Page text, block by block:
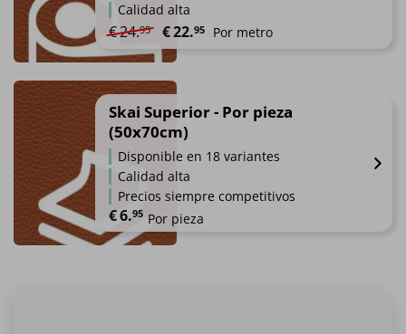
Calidad alta
€24.95 El precio original era: €24.95.
€22.95 El precio actual es: €22.95.
Por metro
tiene
variantes.
Las
se
pueden
Skai Superior - Por pieza
(50x70cm)
Disponible en 18 variantes
Calidad alta
Precios siempre competitivos
€6.95 Por pieza